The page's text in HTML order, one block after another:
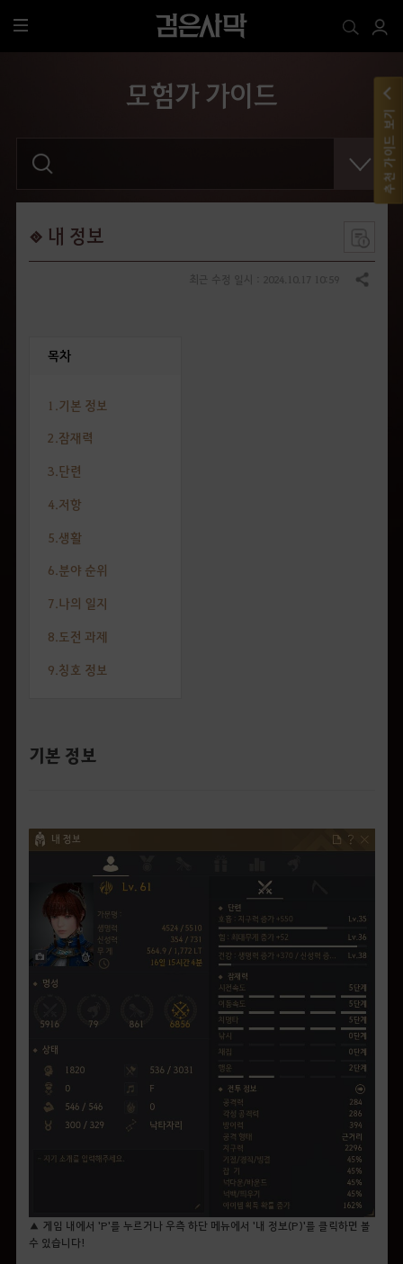
전
모험가 가이드
를
입
내 정보
공유하기
목차
1.기본 정보
2.잠재력
3.단련
4.저항
5.생활
6.분야 순위
7.나의 일지
8.도전 과제
9.칭호 정보
기본 정보
▲ 게임 내에서 'P'를 누르거나 우측 하단 메뉴에서 '내 정보(P)'를 클릭하면 볼
수 있습니다!
추천 가이드 보기